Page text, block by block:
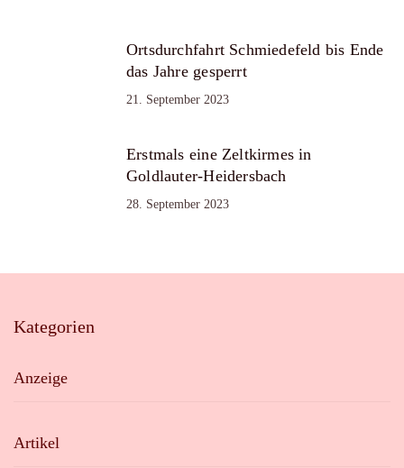
Ortsdurchfahrt Schmiedefeld bis Ende
das Jahre gesperrt
21. September 2023
Erstmals eine Zeltkirmes in
Goldlauter-Heidersbach
28. September 2023
Kategorien
Anzeige
Artikel